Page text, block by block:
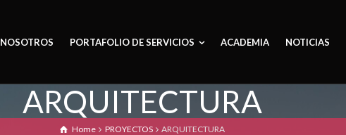
NOSOTROS PORTAFOLIO DE SERVICIOS ACADEMIA NOTICIAS
ARQUITECTURA
Home PROYECTOS ARQUITECTURA